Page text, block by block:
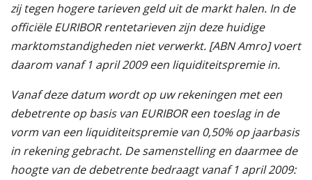
zij tegen hogere tarieven geld uit de markt halen. In de
officiële EURIBOR rentetarieven zijn deze huidige
marktomstandigheden niet verwerkt. [ABN Amro] voert
daarom vanaf 1 april 2009 een liquiditeitspremie in.
Vanaf deze datum wordt op uw rekeningen met een
debetrente op basis van EURIBOR een toeslag in de
vorm van een liquiditeitspremie van 0,50% op jaarbasis
in rekening gebracht. De samenstelling en daarmee de
hoogte van de debetrente bedraagt vanaf 1 april 2009: